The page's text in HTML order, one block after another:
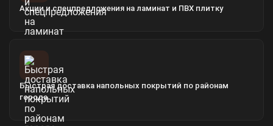
Акции и спецпредложения на ламинат и ПВХ плитку
Быстрая доставка напольных покрытий по районам
города